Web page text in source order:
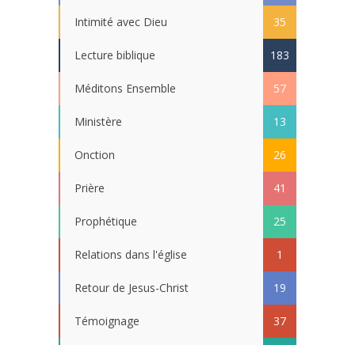
Intimité avec Dieu 35
Lecture biblique 183
Méditons Ensemble 57
Ministère 13
Onction 26
Prière 41
Prophétique 25
Relations dans l'église 1
Retour de Jesus-Christ 19
Témoignage 37